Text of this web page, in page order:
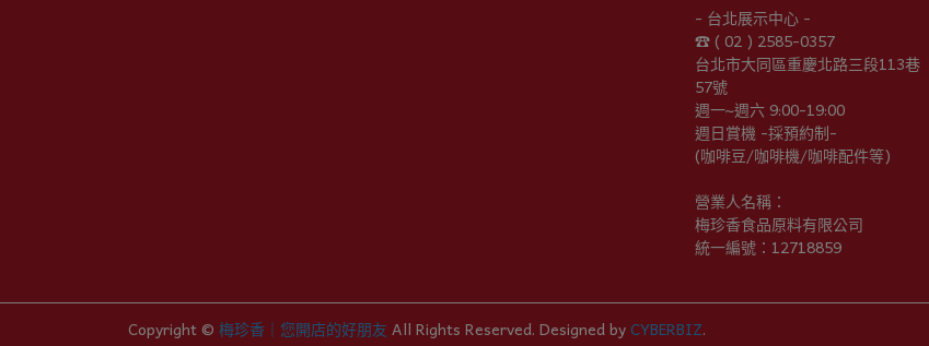
- 台北展示中心 -
☎︎ ( 02 ) 2585-0357
台北市大同區重慶北路三段113巷
57號
週一~週六 9:00-19:00
週日賞機 -採預約制-
(咖啡豆/咖啡機/咖啡配件等)
營業人名稱：
梅珍香食品原料有限公司
統一編號：12718859
Copyright © 梅珍香｜您開店的好朋友 All Rights Reserved. Designed by CYBERBIZ.